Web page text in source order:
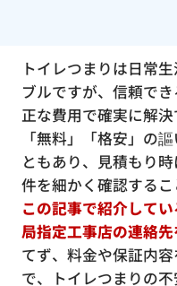
トイレつまりは日常
ブルですが、信頼で
正な費用で確実に解決
「無料」「格安」の
ともあり、見積もり
件を細かく確認するこ
この記事で紹介して
局指定工事店の連絡
てず、料金や保証内容
で、トイレつまりの